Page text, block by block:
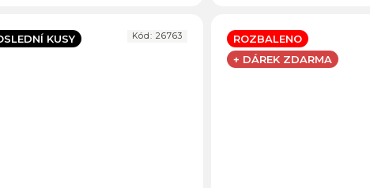
KUSY Kód: 26763
ROZBALENO
+ DÁREK ZDARMA